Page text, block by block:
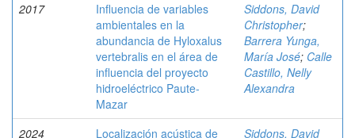
2017
Influencia de variables
ambientales en la
abundancia de Hyloxalus
vertebralis en el área de
influencia del proyecto
hidroeléctrico Paute-
Mazar
Siddons, David
Christopher;
Barrera Yunga,
María José; Calle
Castillo, Nelly
Alexandra
2024
Localización acústica de
Siddons, David